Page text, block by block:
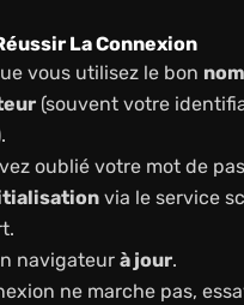
La Connexion
vous utilisez le bon nom
(souvent votre
oublié votre mot de
via le service
navigateur à jour.
ne marche pas,